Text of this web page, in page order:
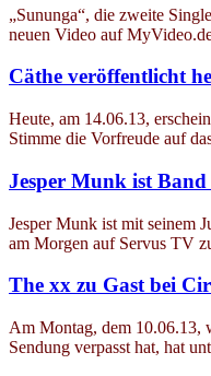
„Sununga“, die zweite
neuen Video auf
Cäthe veröffentlicht
Heute, am 14.06.13,
Stimme die Vorfreude auf
Jesper Munk ist
Jesper Munk ist mit seinem
am Morgen auf Servus TV
The xx zu Gast bei
Am Montag, dem 10.06.13,
Sendung verpasst hat, hat